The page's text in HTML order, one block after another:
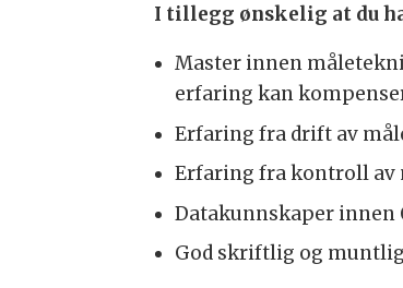
I tillegg ønskelig at du
Master innen
erfaring kan
Erfaring fra drift av
Erfaring fra kontroll av
Datakunnskaper innen
God skriftlig og